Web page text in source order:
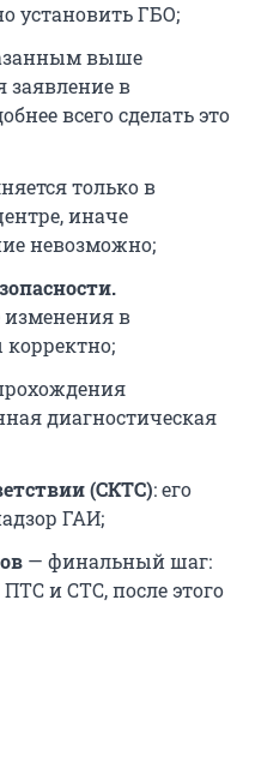
установить ГБО;
выше
заявление в
всего сделать это
только в
иначе
невозможно;
изменения в
диагностическая
(СКТС): его
ГАИ;
— финальный шаг:
и СТС, после этого